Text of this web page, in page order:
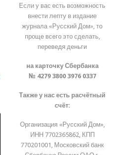
Если у вас есть возможность
внести лепту в издание
журнала «Русский Дом», то
проще всего это сделать,
переведя деньги
на карточку Сбербанка
№ 4279 3800 3976 0337
Также у нас есть расчётный
счёт:
Организация «Русский Дом»,
ИНН 7702365862, КПП
770201001, Московский банк